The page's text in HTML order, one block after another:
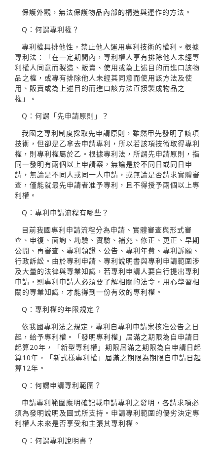
保護外觀，無法保護物品內部的構造與運作的方法。
Q：何謂專利權？
專利權具排他性，禁止他人運用專利技術的權利。根據
專利法：「在一定期間內，專利權人享有排除他人未經專
利權人同意而製造、販賣、使用或為上述目的而進口該物
品之權，或專有排除他人未經其同意而使用該方法及使
用、販賣或為上述目的而進口該方法直接製成物品之
權」。
Q：何謂「先申請原則」？
我國之專利制度採取先申請原則，雖然甲先發明了該項
技術，但卻是乙拿去申請專利，所以若該項技術取得專利
權，則專利權屬於乙。根據專利法，所謂先申請原則，指
同一發明有兩個以上申請案，無論是於不同日或同日申
請，無論是不同人或同一人申請，或無論是否請求實體審
查，僅能就最先申請者准予專利，且不得授予兩個以上專
利權。
Q：專利申請流程有哪些？
目前我國專利申請流程分為申請、實體審查與形式審
查、申復、面詢、勘驗、實驗、補充、修正、更正、早期
公開、再審查、專利領證、公告、專利年費、專利訴願、
行政訴訟。由於專利申請、專利說明書與專利申請範圍涉
及大量的法律與專業知識，若專利申請人要自行提出專利
申請，則專利申請人必須要了解相關的法令，用心學習相
關的專業知識，才能得到一份有效的專利權。
Q：專利權的年限規定？
依我國專利法之規定，專利自專利申請案核准公告之日
起，給予專利權。「發明專利權」屆滿之期限為自申請日
起算20年，「新型專利權」期限屆滿之期限為自申請日起
算10年，「新式樣專利權」屆滿之期限為期限自申請日起
算12年。
Q：何謂申請專利範圍？
申請專利範圍應明確記載申請專利之發明，各請求項必
須為發明說明及圖式所支持。申請專利範圍的優劣決定專
利權人未來是否享受和主張其專利權。
Q：何謂專利說明書？